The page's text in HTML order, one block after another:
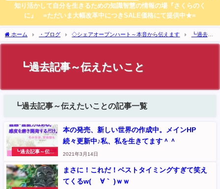
知り活かして自分を生きるための知識智慧の情報の場『さくらのく
に』 =ただいま大幅改革中につきSALE価格にて提供中★=
ホーム ・ブログ ◇シェアオープンハート～本音から伝えます
┗過去記
事～伝えたいこと
┗過去記事～伝えたいこと
┗過去記事～伝えたいことの記事一覧
┗過去記事～伝え
本の発売、新しい世界の作成中。メインHP
続々更新中♪私、私を生きてます＾＾
2021年3月14日
まさに！これだ！ベストタイミングすぎて笑え
てくるw( ´∀｀ )ｗｗ